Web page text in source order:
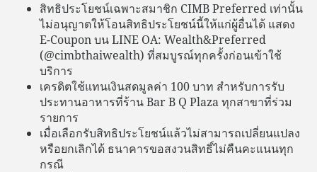
สิทธิประโยชน์เฉพาะสมาชิก CIMB Preferred เท่านั้น
ไม่อนุญาตให้โอนสิทธิประโยชน์นี้ให้แก่ผู้อื่นได้ แสดง
E-Coupon บน LINE OA: Wealth&Preferred
(@cimbthaiwealth) ที่สมบูรณ์ทุกครั้งก่อนเข้าใช้
บริการ
เครดิตใช้แทนเงินสดมูลค่า 100 บาท สำหรับการรับ
ประทานอาหารที่ร้าน Bar B Q Plaza ทุกสาขาที่ร่วม
รายการ
เมื่อเลือกรับสิทธิประโยชน์แล้วไม่สามารถเปลี่ยนแปลง
หรือยกเลิกได้ ธนาคารขอสงวนสิทธิ์ไม่คืนคะแนนทุก
กรณี